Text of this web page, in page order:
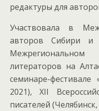
редактуры для
Участвовала в
авторов Сибири и
литераторов на
семинаре-
2021), XII
писателей